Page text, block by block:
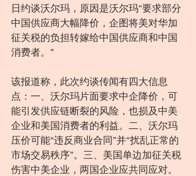
日约谈沃尔玛，原因是沃尔玛“要求部分
中国供应商大幅降价，企图将美对华加
征关税的负担转嫁给中国供应商和中国
消费者。”
该报道称，此次约谈传闻有四大信息
点：一、沃尔玛片面要求中企降价，可
能引发供应链断裂的风险，也损及中美
企业和美国消费者的利益。二、沃尔玛
压价可能“违反商业合同”并“扰乱正常的
市场交易秩序”。三、美国单边加征关税
伤害中美企业，两国企业应共同应对。